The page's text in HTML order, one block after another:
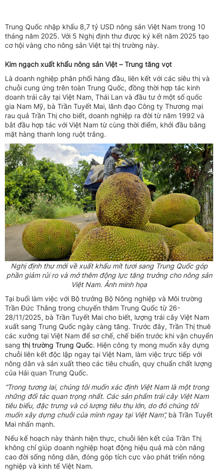
Trung Quốc nhập khẩu 8,7 tỷ USD nông sản Việt Nam trong 10
tháng năm 2025. Với 5 Nghị định thư được ký kết năm 2025 tạo
cơ hội vàng cho nông sản Việt tại thị trường này.
Kim ngạch xuất khẩu nông sản Việt – Trung tăng vọt
Là doanh nghiệp phân phối hàng đầu, liên kết với các siêu thị và
chuỗi cung ứng trên toàn Trung Quốc, đồng thời hợp tác kinh
doanh trái cây tại Việt Nam, Thái Lan và đầu tư ở một số quốc
gia Nam Mỹ, bà Trần Tuyết Mai, lãnh đạo Công ty Thương mại
rau quả Trần Thị cho biết, doanh nghiệp ra đời từ năm 1992 và
bắt đầu hợp tác với Việt Nam từ cùng thời điểm, khởi đầu bằng
mặt hàng thanh long ruột trắng.
Nghị định thư mới về xuất khẩu mít tươi sang Trung Quốc góp
phần giảm rủi ro và mở thêm động lực tăng trưởng cho nông sản
Việt Nam. Ảnh minh họa
Tại buổi làm việc với Bộ trưởng Bộ Nông nghiệp và Môi trường
Trần Đức Thắng trong chuyến thăm Trung Quốc từ 26-
28/11/2025, bà Trần Tuyết Mai cho biết, lượng trái cây Việt Nam
xuất sang Trung Quốc ngày càng tăng. Trước đây, Trần Thị thuê
các xưởng tại Việt Nam để sơ chế, chế biến trước khi vận chuyển
sang thị trường Trung Quốc. Hiện công ty mong muốn xây dựng
chuỗi liên kết độc lập ngay tại Việt Nam, làm việc trực tiếp với
nông dân và sản xuất theo các tiêu chuẩn, quy chuẩn chất lượng
của Hải quan Trung Quốc.
“Trong tương lai, chúng tôi muốn xác định Việt Nam là một trong
những đối tác quan trọng nhất. Các sản phẩm trái cây Việt Nam
tiêu biểu, đặc trưng và có lượng tiêu thụ lớn, do đó chúng tôi
muốn xây dựng chuỗi của mình ngay tại Việt Nam”,bà Trần Tuyết
Mai nhấn mạnh.
Nếu kế hoạch này thành hiện thực, chuỗi liên kết của Trần Thị
không chỉ giúp doanh nghiệp hoạt động hiệu quả mà còn nâng
cao đời sống nông dân, đóng góp tích cực vào phát triển nông
nghiệp và kinh tế Việt Nam.